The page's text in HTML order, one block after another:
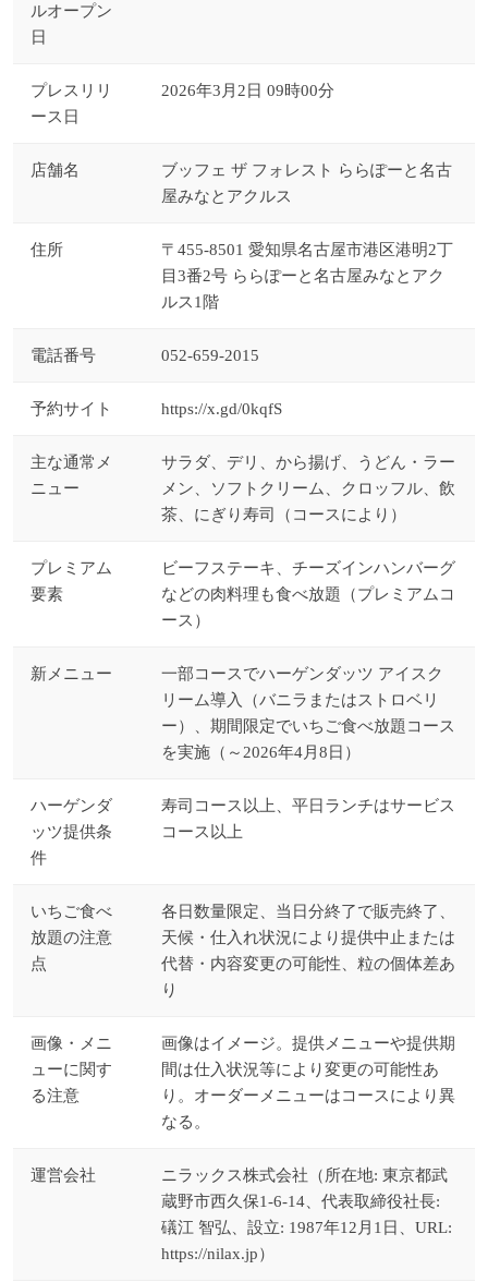
ルオープン
日
プレスリリ
ース日
2026年3月2日 09時00分
店舗名
ブッフェ ザ フォレスト ららぽーと名古
屋みなとアクルス
住所
〒455-8501 愛知県名古屋市港区港明2丁
目3番2号 ららぽーと名古屋みなとアク
ルス1階
電話番号 052-659-2015
予約サイト https://x.gd/0kqfS
主な通常メ
ニュー
サラダ、デリ、から揚げ、うどん・ラー
メン、ソフトクリーム、クロッフル、飲
茶、にぎり寿司（コースにより）
プレミアム
要素
ビーフステーキ、チーズインハンバーグ
などの肉料理も食べ放題（プレミアムコ
ース）
新メニュー
一部コースでハーゲンダッツ アイスク
リーム導入（バニラまたはストロベリ
ー）、期間限定でいちご食べ放題コース
を実施（～2026年4月8日）
ハーゲンダ
ッツ提供条
件
寿司コース以上、平日ランチはサービス
コース以上
いちご食べ
放題の注意
点
各日数量限定、当日分終了で販売終了、
天候・仕入れ状況により提供中止または
代替・内容変更の可能性、粒の個体差あ
り
画像・メニ
ューに関す
る注意
画像はイメージ。提供メニューや提供期
間は仕入状況等により変更の可能性あ
り。オーダーメニューはコースにより異
なる。
運営会社
ニラックス株式会社（所在地: 東京都武
蔵野市西久保1-6-14、代表取締役社長:
礒江 智弘、設立: 1987年12月1日、URL:
https://nilax.jp）